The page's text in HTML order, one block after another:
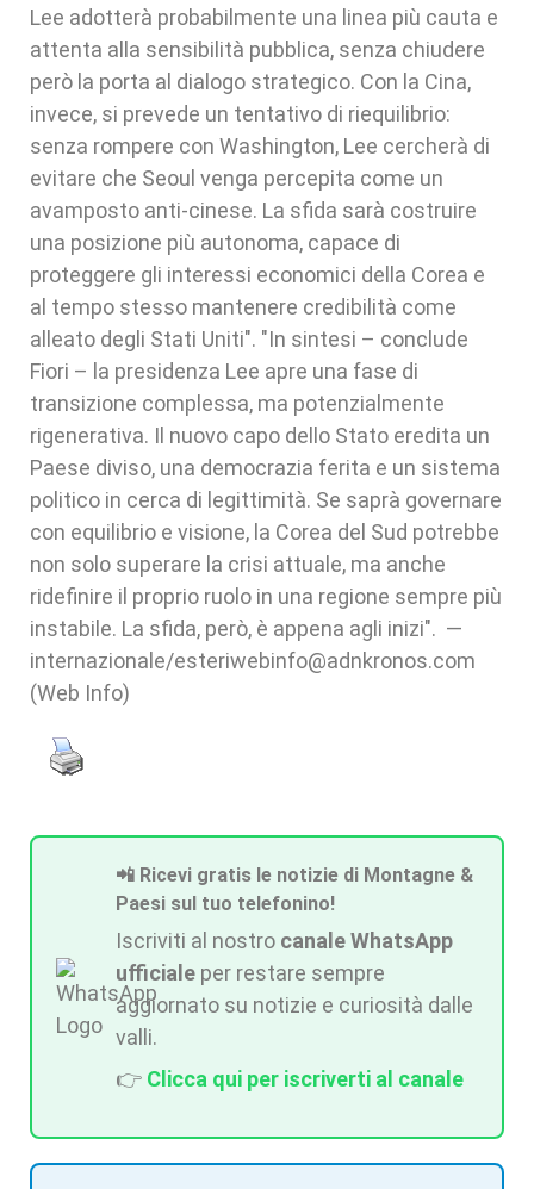
Lee adotterà probabilmente una linea più cauta e
attenta alla sensibilità pubblica, senza chiudere
però la porta al dialogo strategico. Con la Cina,
invece, si prevede un tentativo di riequilibrio:
senza rompere con Washington, Lee cercherà di
evitare che Seoul venga percepita come un
avamposto anti-cinese. La sfida sarà costruire
una posizione più autonoma, capace di
proteggere gli interessi economici della Corea e
al tempo stesso mantenere credibilità come
alleato degli Stati Uniti". "In sintesi – conclude
Fiori – la presidenza Lee apre una fase di
transizione complessa, ma potenzialmente
rigenerativa. Il nuovo capo dello Stato eredita un
Paese diviso, una democrazia ferita e un sistema
politico in cerca di legittimità. Se saprà governare
con equilibrio e visione, la Corea del Sud potrebbe
non solo superare la crisi attuale, ma anche
ridefinire il proprio ruolo in una regione sempre più
instabile. La sfida, però, è appena agli inizi". —
internazionale/esteriwebinfo@adnkronos.com
(Web Info)
📲 Ricevi gratis le notizie di Montagne &
Paesi sul tuo telefonino!
Iscriviti al nostro canale WhatsApp
ufficiale per restare sempre
aggiornato su notizie e curiosità dalle
valli.
👉 Clicca qui per iscriverti al canale